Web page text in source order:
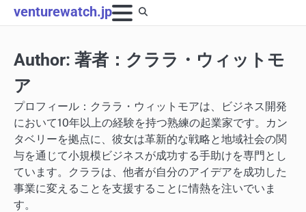
Skip
to
venturewatch.jp
Author: 著者：クララ・ウィットモ
ア
プロフィール：クララ・ウィットモアは、ビジネス開発
において10年以上の経験を持つ熟練の起業家です。カン
タベリーを拠点に、彼女は革新的な戦略と地域社会の関
与を通じて小規模ビジネスが成功する手助けを専門とし
ています。クララは、他者が自分のアイデアを成功した
事業に変えることを支援することに情熱を注いでいま
す。